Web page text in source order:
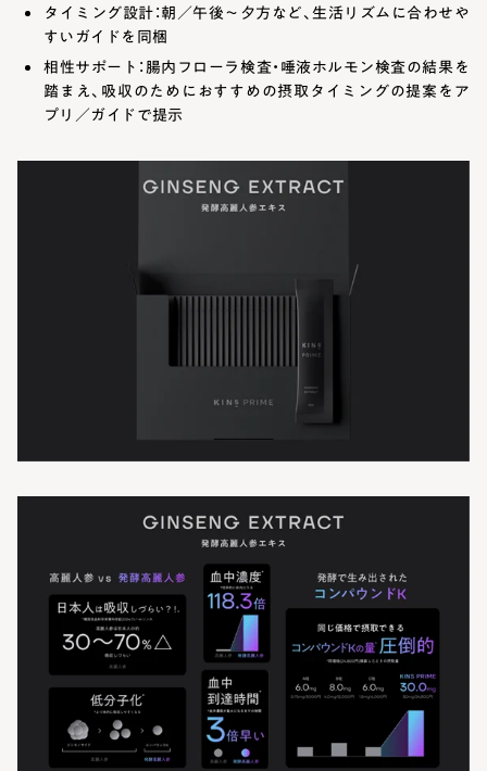
タイミング設計：朝／午後～夕方など、生活リズムに合わせや
すいガイドを同梱
相性サポート：腸内フローラ検査・唾液ホルモン検査の結果を
踏まえ、吸収のためにおすすめの摂取タイミングの提案をア
プリ／ガイドで提示